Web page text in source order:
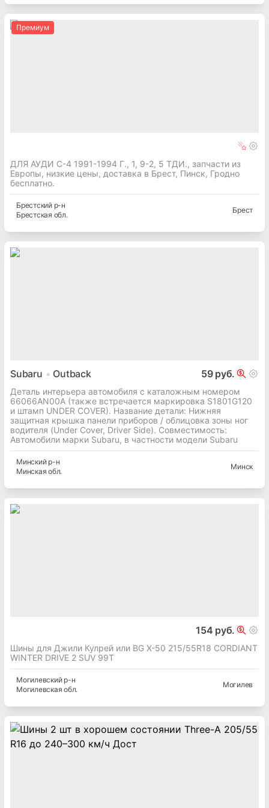
Премиум
ДЛЯ АУДИ С-4 1991-1994 Г., 1, 9-2, 5 ТДИ., запчасти из
Европы, низкие цены, доставка в Брест, Пинск, Гродно
бесплатно.
Брестскийр-н
Брестская обл.
Брест
Subaru Outback 59 руб.
Деталь интерьера автомобиля с каталожным номером
66066AN00A (также встречается маркировка S1801G120
и штамп UNDER COVER). Название детали: Нижняя
защитная крышка панели приборов / облицовка зоны ног
водителя (Under Cover, Driver Side). Совместимость:
Автомобили марки Subaru, в частности модели Subaru
Минскийр-н
Минская обл.
Минск
154 руб.
Шины для Джили Кулрей или BG X-50 215/55R18 CORDIANT
WINTER DRIVE 2 SUV 99T
Могилевскийр-н
Могилевская обл.
Могилев